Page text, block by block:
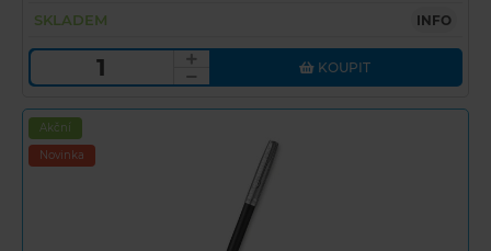
SKLADEM INFO
KOUPIT
Akční
Novinka